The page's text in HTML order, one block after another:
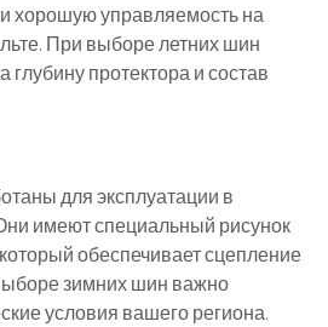
хорошую управляемость на
При выборе летних шин
протектора и состав
для эксплуатации в
имеют специальный рисунок
обеспечивает сцепление
зимних шин важно
условия вашего региона.